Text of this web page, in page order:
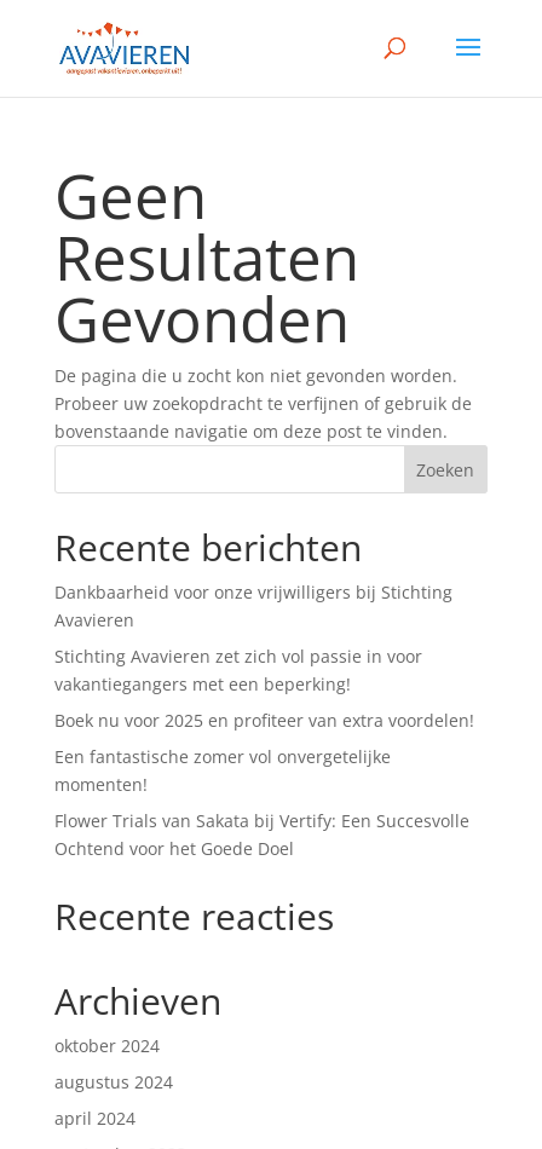
Geen
Resultaten
Gevonden
De pagina die u zocht kon niet gevonden worden.
Probeer uw zoekopdracht te verfijnen of gebruik de
bovenstaande navigatie om deze post te vinden.
Recente berichten
Dankbaarheid voor onze vrijwilligers bij Stichting
Avavieren
Stichting Avavieren zet zich vol passie in voor
vakantiegangers met een beperking!
Boek nu voor 2025 en profiteer van extra voordelen!
Een fantastische zomer vol onvergetelijke
momenten!
Flower Trials van Sakata bij Vertify: Een Succesvolle
Ochtend voor het Goede Doel
Recente reacties
Archieven
oktober 2024
augustus 2024
april 2024